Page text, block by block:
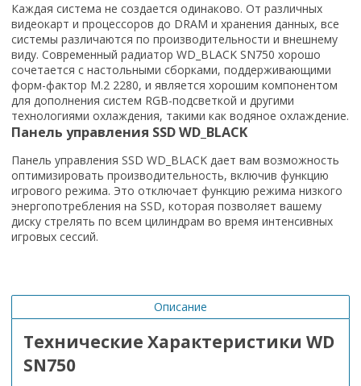
Каждая система не создается одинаково. От различных
видеокарт и процессоров до DRAM и хранения данных, все
системы различаются по производительности и внешнему
виду. Современный радиатор WD_BLACK SN750 хорошо
сочетается с настольными сборками, поддерживающими
форм-фактор M.2 2280, и является хорошим компонентом
для дополнения систем RGB-подсветкой и другими
технологиями охлаждения, такими как водяное охлаждение.
Панель управления SSD WD_BLACK
Панель управления SSD WD_BLACK дает вам возможность
оптимизировать производительность, включив функцию
игрового режима. Это отключает функцию режима низкого
энергопотребления на SSD, которая позволяет вашему
диску стрелять по всем цилиндрам во время интенсивных
игровых сессий.
Описание
Технические Характеристики WD
SN750